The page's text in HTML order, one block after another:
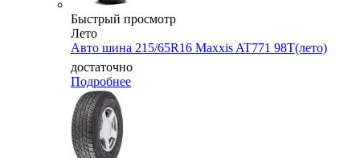
Быстрый просмотр
Лето
Авто шина 215/65R16 Maxxis AT771 98T(лето)
достаточно
Подробнее